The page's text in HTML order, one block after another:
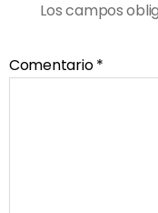
Los campos
Comentario*